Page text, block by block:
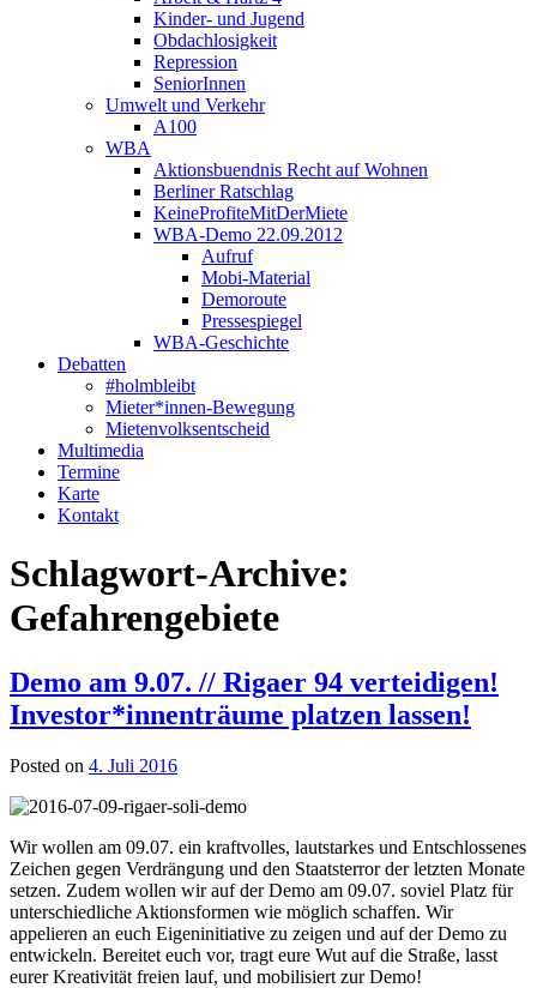
Kinder- und Jugend
Obdachlosigkeit
Repression
SeniorInnen
Umwelt und Verkehr
A100
WBA
Aktionsbuendnis Recht auf Wohnen
Berliner Ratschlag
KeineProfiteMitDerMiete
WBA-Demo 22.09.2012
Aufruf
Mobi-Material
Demoroute
Pressespiegel
WBA-Geschichte
Debatten
#holmbleibt
Mieter*innen-Bewegung
Mietenvolksentscheid
Multimedia
Termine
Karte
Kontakt
Schlagwort-Archive:
Gefahrengebiete
Demo am 9.07. // Rigaer 94 verteidigen!
Investor*innenträume platzen lassen!
Posted on 4. Juli 2016
Wir wollen am 09.07. ein kraftvolles, lautstarkes und Entschlossenes
Zeichen gegen Verdrängung und den Staatsterror der letzten Monate
setzen. Zudem wollen wir auf der Demo am 09.07. soviel Platz für
unterschiedliche Aktionsformen wie möglich schaffen. Wir
appelieren an euch Eigeninitiative zu zeigen und auf der Demo zu
entwickeln. Bereitet euch vor, tragt eure Wut auf die Straße, lasst
eurer Kreativität freien lauf, und mobilisiert zur Demo!